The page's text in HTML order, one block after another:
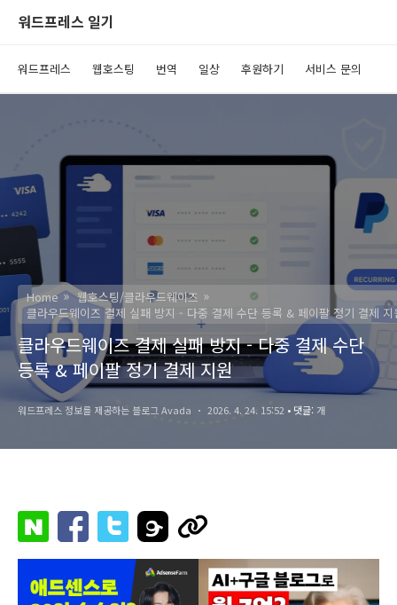
워드프레스 일기
워드프레스 웹호스팅 번역 일상 후원하기 서비스 문의
Home
웹호스팅/클라우드웨이즈
클라우드웨이즈 결제 실패 방지 - 다중 결제 수단 등록 & 페이팔 정기 결제 지
클라우드웨이즈 결제 실패 방지 - 다중 결제 수단
등록 & 페이팔 정기 결제 지원
워드프레스 정보를 제공하는 블로그 Avada 2026. 4. 24. 15:52 • 댓글: 개